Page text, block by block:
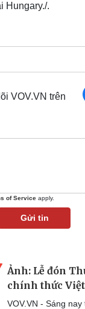
Hungary./.
VOV.VN trên
of Service apply.
Gửi tin
Ảnh: Lễ đón
chính thức
VOV.VN - Sáng